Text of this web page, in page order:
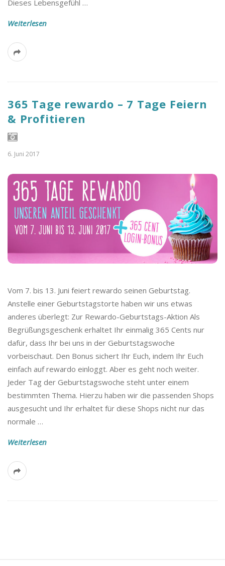
Dieses Lebensgefühl …
Weiterlesen
365 Tage rewardo – 7 Tage Feiern
& Profitieren
6. Juni 2017
Vom 7. bis 13. Juni feiert rewardo seinen Geburtstag.
Anstelle einer Geburtstagstorte haben wir uns etwas
anderes überlegt: Zur Rewardo-Geburtstags-Aktion Als
Begrüßungsgeschenk erhaltet Ihr einmalig 365 Cents nur
dafür, dass Ihr bei uns in der Geburtstagswoche
vorbeischaut. Den Bonus sichert Ihr Euch, indem Ihr Euch
einfach auf rewardo einloggt. Aber es geht noch weiter.
Jeder Tag der Geburtstagswoche steht unter einem
bestimmten Thema. Hierzu haben wir die passenden Shops
ausgesucht und Ihr erhaltet für diese Shops nicht nur das
normale …
Weiterlesen